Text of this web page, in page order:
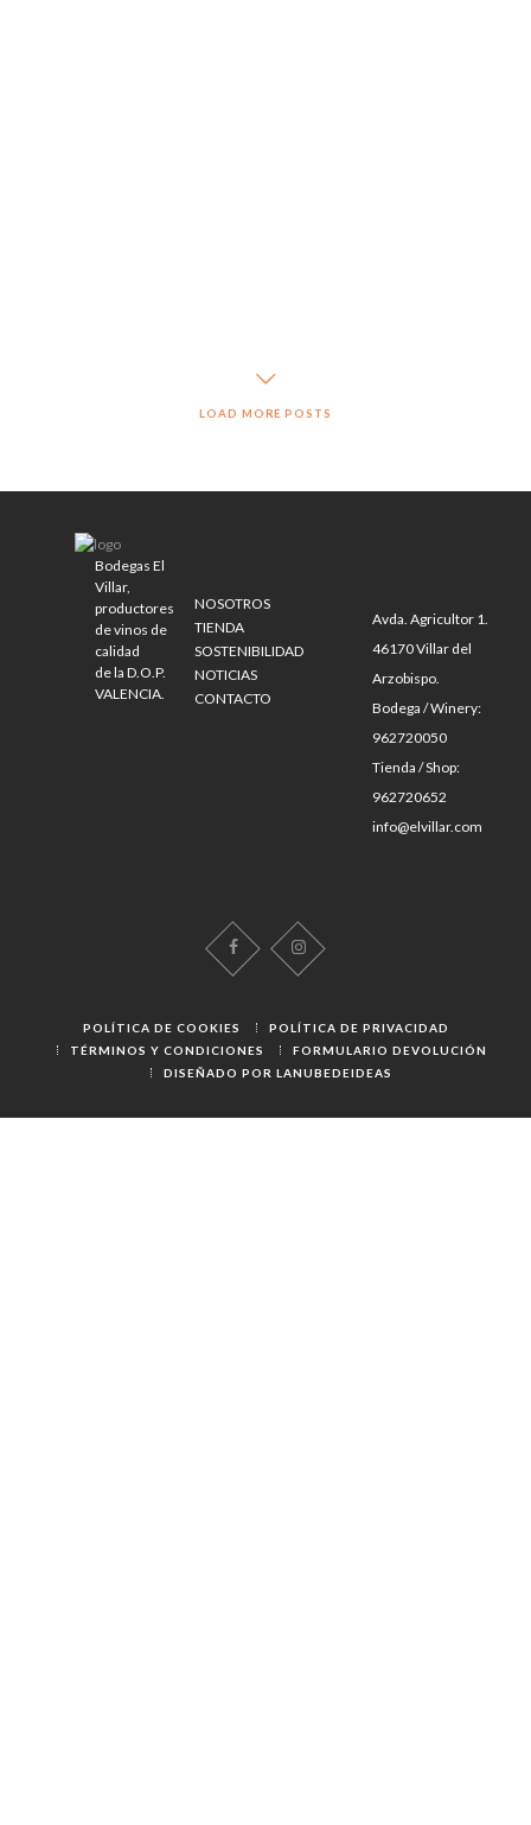
LOAD MORE POSTS
Bodegas El
Villar,
productores
de vinos de
calidad
de la D.O.P.
VALENCIA.
NOSOTROS
TIENDA
SOSTENIBILIDAD
NOTICIAS
CONTACTO
Avda. Agricultor 1.
46170 Villar del
Arzobispo.
Bodega / Winery:
962720050
Tienda / Shop:
962720652
info@elvillar.com
POLÍTICA DE COOKIES
POLÍTICA DE PRIVACIDAD
TÉRMINOS Y CONDICIONES
FORMULARIO DEVOLUCIÓN
DISEÑADO POR LANUBEDEIDEAS